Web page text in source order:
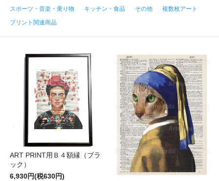
スポーツ・音楽・乗り物
キッチン・食品 その他
複数枚アート
プリント関連商品
ART PRINT用Ｂ４額縁（ブラ
ック）
6,930円(税630円)